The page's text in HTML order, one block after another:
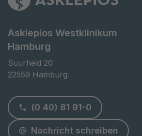
Asklepios Westklinikum
Hamburg
Suurheid 20
22559 Hamburg
(0 40) 81 91-0
Nachricht schreiben